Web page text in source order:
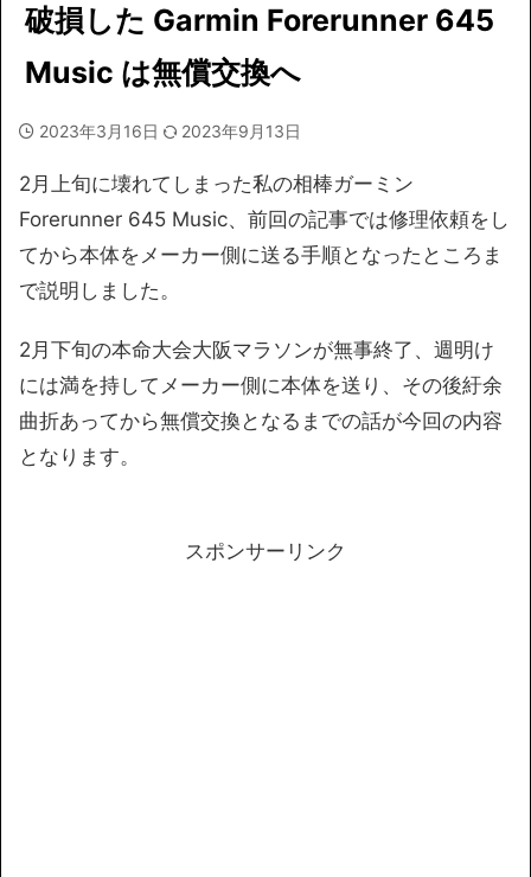
破損した Garmin Forerunner 645
Music は無償交換へ
2023年3月16日 2023年9月13日
2月上旬に壊れてしまった私の相棒ガーミン
Forerunner 645 Music、前回の記事では修理依頼をし
てから本体をメーカー側に送る手順となったところま
で説明しました。
2月下旬の本命大会大阪マラソンが無事終了、週明け
には満を持してメーカー側に本体を送り、その後紆余
曲折あってから無償交換となるまでの話が今回の内容
となります。
スポンサーリンク